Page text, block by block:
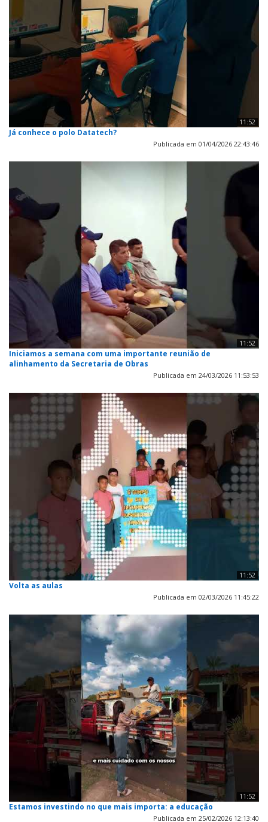
11:52
Já conhece o polo Datatech?
Publicada em 01/04/2026 22:43:46
11:52
Iniciamos a semana com uma importante reunião de
alinhamento da Secretaria de Obras
Publicada em 24/03/2026 11:53:53
11:52
Volta as aulas
Publicada em 02/03/2026 11:45:22
11:52
Estamos investindo no que mais importa: a educação
Publicada em 25/02/2026 12:13:40